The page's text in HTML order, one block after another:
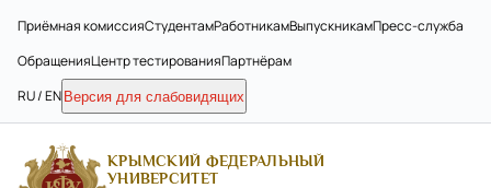
Приёмная комиссияСтудентамРаботникамВыпускникамПресс-служба
ОбращенияЦентр тестированияПартнёрам
RU / EN Версия для слабовидящих
КРЫМСКИЙ ФЕДЕРАЛЬНЫЙ
УНИВЕРСИТЕТ